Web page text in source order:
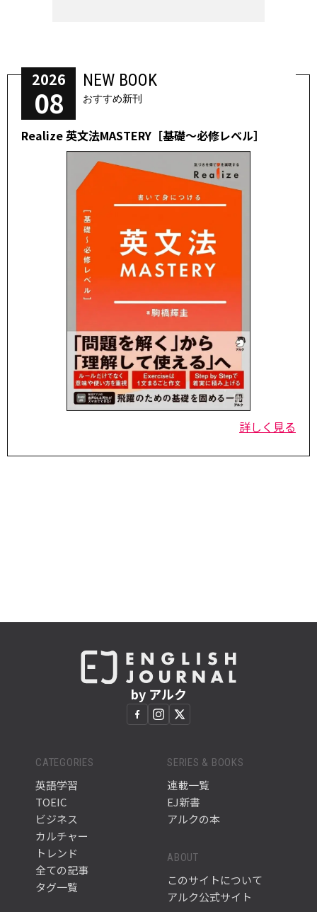
2026
08
NEW BOOK
おすすめ新刊
Realize 英文法MASTERY［基礎～必修レベル］
詳しく見る
by アルク
CATEGORIES
英語学習
TOEIC
ビジネス
カルチャー
トレンド
全ての記事
タグ一覧
SERIES & BOOKS
連載一覧
EJ新書
アルクの本
ABOUT
このサイトについて
アルク公式サイト